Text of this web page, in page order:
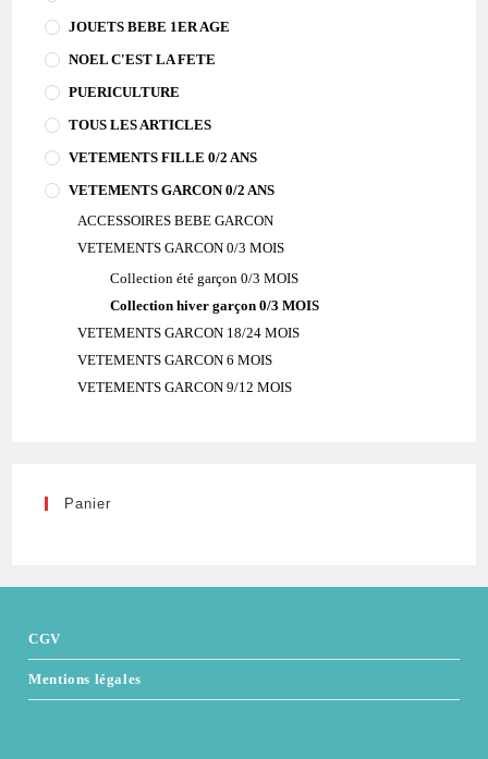
JOUETS BEBE 1ER AGE
NOEL C'EST LA FETE
PUERICULTURE
TOUS LES ARTICLES
VETEMENTS FILLE 0/2 ANS
VETEMENTS GARCON 0/2 ANS
ACCESSOIRES BEBE GARCON
VETEMENTS GARCON 0/3 MOIS
Collection été garçon 0/3 MOIS
Collection hiver garçon 0/3 MOIS
VETEMENTS GARCON 18/24 MOIS
VETEMENTS GARCON 6 MOIS
VETEMENTS GARCON 9/12 MOIS
Panier
CGV
Mentions légales